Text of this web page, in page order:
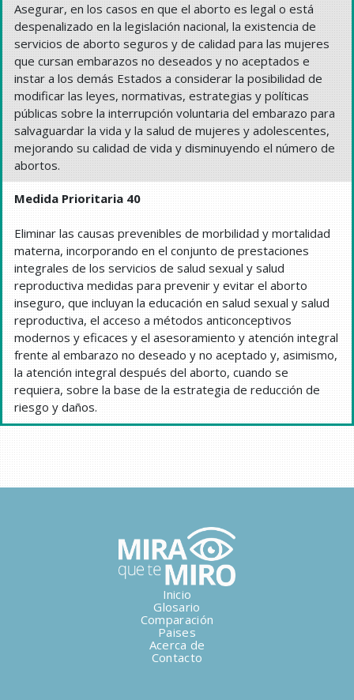
Asegurar, en los casos en que el aborto es legal o está
despenalizado en la legislación nacional, la existencia de
servicios de aborto seguros y de calidad para las mujeres
que cursan embarazos no deseados y no aceptados e
instar a los demás Estados a considerar la posibilidad de
modificar las leyes, normativas, estrategias y políticas
públicas sobre la interrupción voluntaria del embarazo para
salvaguardar la vida y la salud de mujeres y adolescentes,
mejorando su calidad de vida y disminuyendo el número de
abortos.
Medida Prioritaria 40
Eliminar las causas prevenibles de morbilidad y mortalidad
materna, incorporando en el conjunto de prestaciones
integrales de los servicios de salud sexual y salud
reproductiva medidas para prevenir y evitar el aborto
inseguro, que incluyan la educación en salud sexual y salud
reproductiva, el acceso a métodos anticonceptivos
modernos y eficaces y el asesoramiento y atención integral
frente al embarazo no deseado y no aceptado y, asimismo,
la atención integral después del aborto, cuando se
requiera, sobre la base de la estrategia de reducción de
riesgo y daños.
Inicio
Glosario
Comparación
Paises
Acerca de
Contacto